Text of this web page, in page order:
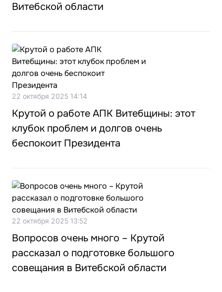
Витебской области
22 октября 2025 14:14
Крутой о работе АПК Витебщины: этот
клубок проблем и долгов очень
беспокоит Президента
22 октября 2025 13:52
Вопросов очень много – Крутой
рассказал о подготовке большого
совещания в Витебской области